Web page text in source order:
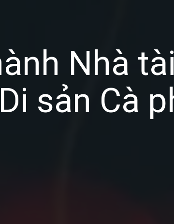
Nhà
sản Cà